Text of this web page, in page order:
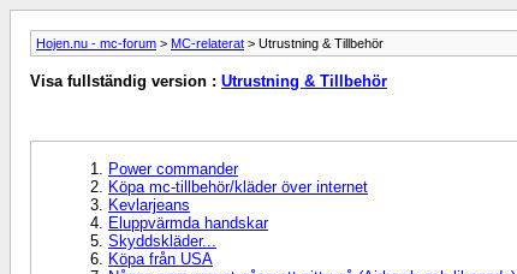
Hojen.nu - mc-forum > MC-relaterat > Utrustning & Tillbehör
Visa fullständig version : Utrustning & Tillbehör
Power commander
Köpa mc-tillbehör/kläder över internet
Kevlarjeans
Eluppvärmda handskar
Skyddskläder...
Köpa från USA